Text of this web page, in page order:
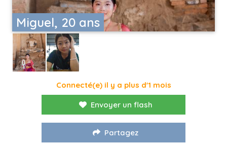
Miguel, 20 ans
Connecté(e) il y a plus d'1 mois
Envoyer un flash
Partagez